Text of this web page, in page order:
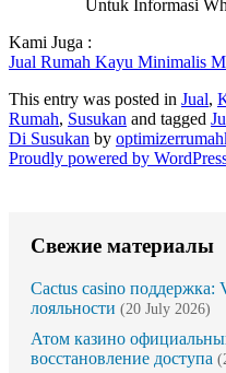
Untuk Informasi
Kami Juga :
Jual Rumah Kayu Minimalis
This entry was posted in Jual,
Rumah, Susukan and tagged
Di Susukan by
Proudly powered by
Свежие материалы
Cactus casino поддержка:
лояльности (20 July 2026)
Атом казино
восстановление доступа